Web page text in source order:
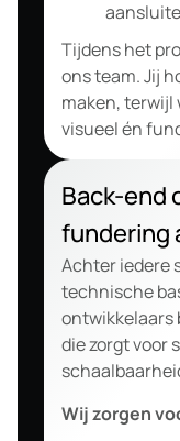
Tijdens het
ons team. Jij
maken, terwijl
visueel én
Back-end
fundering
Achter iedere
technische
ontwikkelaars
die zorgt voor
Wij zorgen